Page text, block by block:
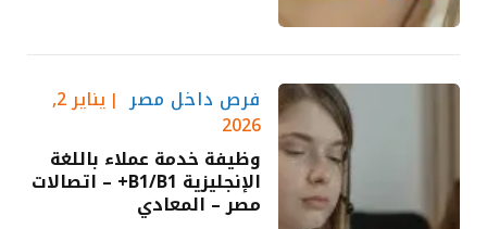
فرص داخل مصر يناير 2,
2026
وظيفة خدمة عملاء باللغة
الإنجليزية B1/B1+ – اتصالات
مصر – المعادي